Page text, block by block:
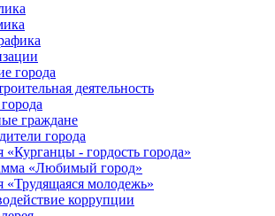
города
деятельность
граждане
города
«Курганцы - гордость города»
«Любимый город»
«Трудящаяся молодежь»
коррупции